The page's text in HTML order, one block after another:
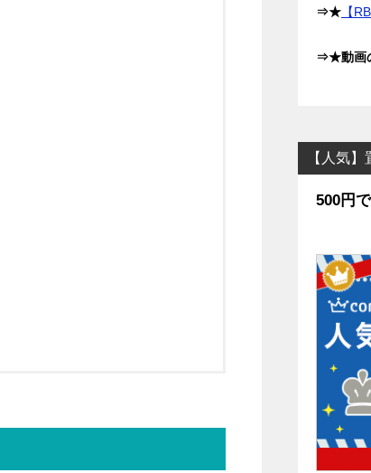
⇒★ 【
⇒★動画
【人気
500円